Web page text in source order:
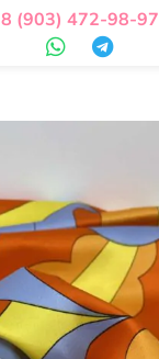
8 (903) 472-98-97